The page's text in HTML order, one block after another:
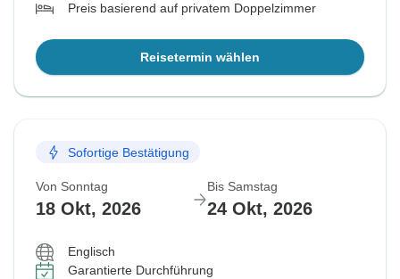
Preis basierend auf privatem Doppelzimmer
Reisetermin wählen
Sofortige Bestätigung
Von Sonntag
18 Okt, 2026
Bis Samstag
24 Okt, 2026
Englisch
Garantierte Durchführung